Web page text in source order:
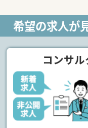
希望の求人が
コンサ